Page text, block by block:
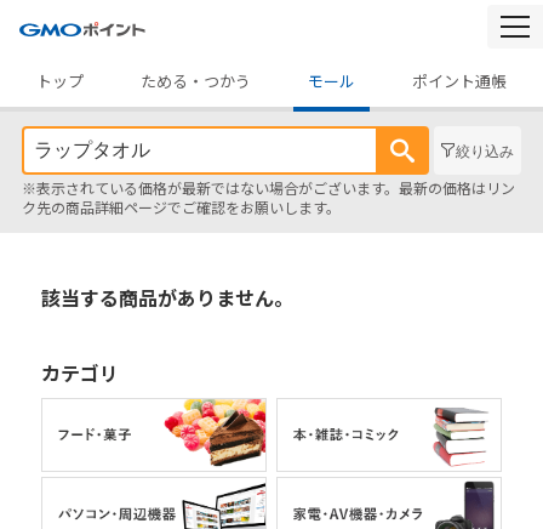
トップ
ためる・つかう モール ポイント通帳
絞り込み
※表示されている価格が最新ではない場合がございます。最新の価格はリン
ク先の商品詳細ページでご確認をお願いします。
該当する商品がありません。
カテゴリ